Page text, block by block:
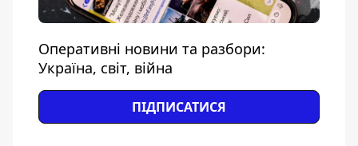
Оперативні новини та разбори:
Україна, світ, війна
ПІДПИСАТИСЯ